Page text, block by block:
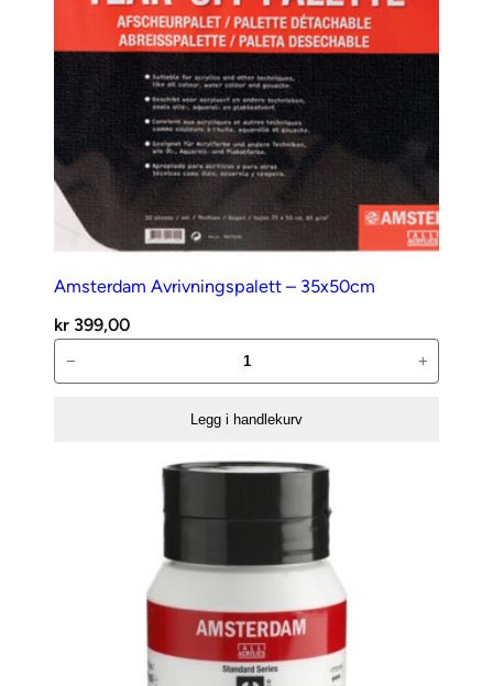
Amsterdam Avrivningspalett – 35x50cm
kr 399,00
Avrivningspalett
− +
Legg i handlekurv